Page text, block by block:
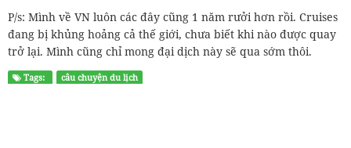
P/s: Mình về VN luôn các đây cũng 1 năm rưởi hơn rồi. Cruises
đang bị khủng hoảng cả thế giới, chưa biết khi nào được quay
trở lại. Mình cũng chỉ mong đại dịch này sẽ qua sớm thôi.
Tags: câu chuyện du lịch